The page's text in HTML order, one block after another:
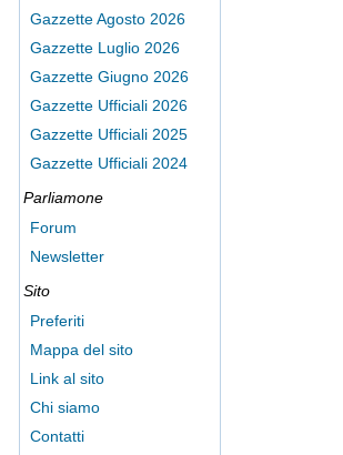
Gazzette Agosto 2026
Gazzette Luglio 2026
Gazzette Giugno 2026
Gazzette Ufficiali 2026
Gazzette Ufficiali 2025
Gazzette Ufficiali 2024
Parliamone
Forum
Newsletter
Sito
Preferiti
Mappa del sito
Link al sito
Chi siamo
Contatti